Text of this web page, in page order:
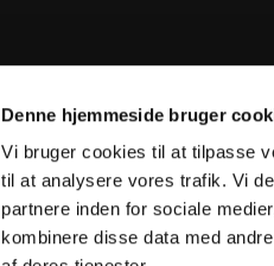
Denne hjemmeside bruger
Vi bruger cookies til at tilpasse
til at analysere vores trafik. Vi
partnere inden for sociale
kombinere disse data med